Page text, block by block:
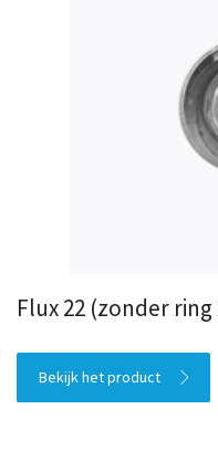
Flux 22 (zonder ring
Bekijk het product